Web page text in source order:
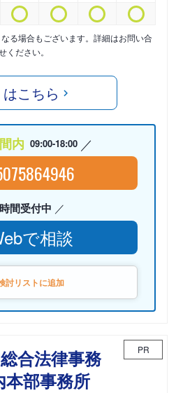
る場合もございます。詳細はお問い合
ください。
こちら
内 09:00-18:00
間受付中
で相談
討リストに追加
合法律事務
本部事務所
PR